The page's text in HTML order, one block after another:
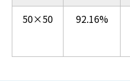
50×50
92.16%